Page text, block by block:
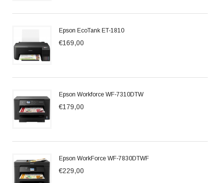
Epson EcoTank ET-1810
€169,00
Epson Workforce WF-7310DTW
€179,00
Epson WorkForce WF-7830DTWF
€229,00